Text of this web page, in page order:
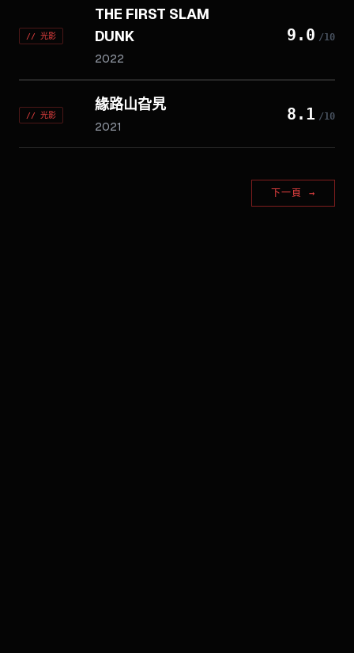
// 光影
THE FIRST SLAM
DUNK
2022
9.0 /10
// 光影
緣路山旮旯
2021
8.1 /10
下一頁 →